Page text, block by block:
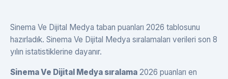
Sinema Ve Dijital Medya taban puanları 2026 tablosunu
hazırladık. Sinema Ve Dijital Medya sıralamaları verileri son 8
yılın istatistiklerine dayanır.
Sinema Ve Dijital Medya sıralama 2026 puanları en